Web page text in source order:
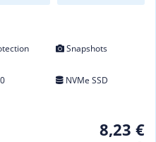
Snapshots
NVMe SSD
8,23 €